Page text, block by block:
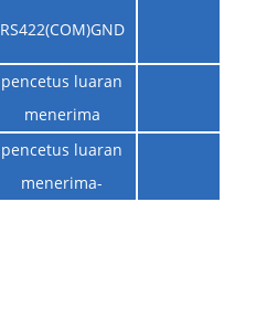
RS422(COM)GND
pencetus luaran
menerima
pencetus luaran
menerima-